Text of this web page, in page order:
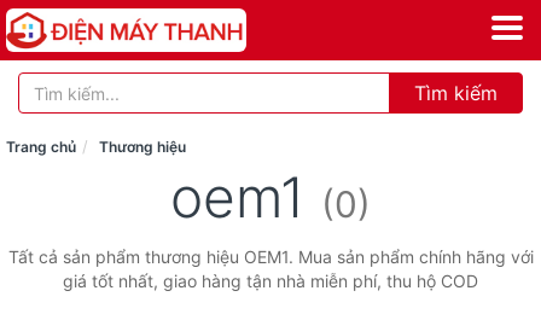
Tìm kiếm
Trang chủ Thương hiệu
oem1 (0)
Tất cả sản phẩm thương hiệu OEM1. Mua sản phẩm chính hãng với
giá tốt nhất, giao hàng tận nhà miễn phí, thu hộ COD